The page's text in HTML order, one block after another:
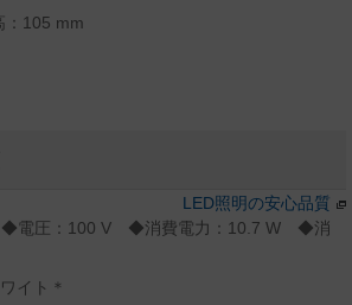
105 mm
LED照明の安心品質
電圧：100 V ◆消費電力：10.7 W ◆消
イト＊